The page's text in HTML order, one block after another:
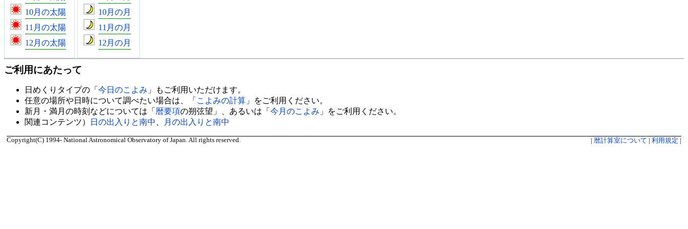
10月の太陽
11月の太陽
12月の太陽
10月の月
11月の月
12月の月
ご利用にあたって
日めくりタイプの「 今日のこよみ 」もご利用いただけます。
任意の場所や日時について調べたい場合は、「 こよみの計算 」をご利用ください。
新月・満月の時刻などについては「 暦要項の朔弦望」、あるいは「 今月のこよみ 」をご利用ください。
関連コンテンツ）
日の出入りと南中 月の出入りと南中
Copyright(C) 1994- National Astronomical Observatory of Japan. All rights reserved. | 暦計算室について | 利用規定 |